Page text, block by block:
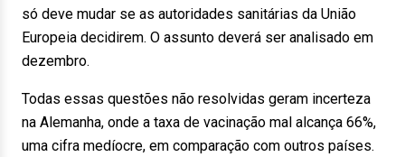
só deve mudar se as autoridades sanitárias da União
Europeia decidirem. O assunto deverá ser analisado em
dezembro.
Todas essas questões não resolvidas geram incerteza
na Alemanha, onde a taxa de vacinação mal alcança 66%,
uma cifra medíocre, em comparação com outros países.